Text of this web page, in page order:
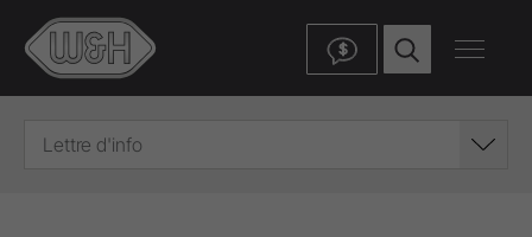
$
Lettre d'info